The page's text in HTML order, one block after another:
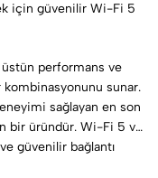
için güvenilir Wi-Fi 5
performans ve
kombinasyonunu sunar.
sağlayan en son
bir üründür. Wi-Fi 5 ve
güvenilir bağlantı